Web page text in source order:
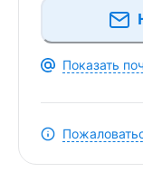
Показать